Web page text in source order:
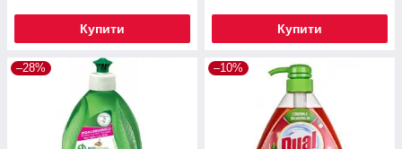
Купити Купити
–28% –10%